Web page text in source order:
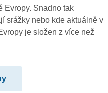
Evropy. Snadno tak
srážky nebo kde aktuálně v
je složen z více než